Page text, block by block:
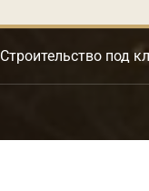
Строительство под